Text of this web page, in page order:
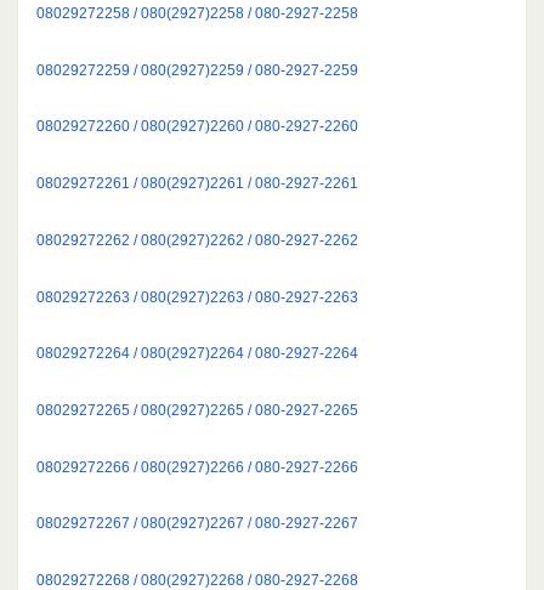
08029272258 / 080(2927)2258 / 080-2927-2258
08029272259 / 080(2927)2259 / 080-2927-2259
08029272260 / 080(2927)2260 / 080-2927-2260
08029272261 / 080(2927)2261 / 080-2927-2261
08029272262 / 080(2927)2262 / 080-2927-2262
08029272263 / 080(2927)2263 / 080-2927-2263
08029272264 / 080(2927)2264 / 080-2927-2264
08029272265 / 080(2927)2265 / 080-2927-2265
08029272266 / 080(2927)2266 / 080-2927-2266
08029272267 / 080(2927)2267 / 080-2927-2267
08029272268 / 080(2927)2268 / 080-2927-2268